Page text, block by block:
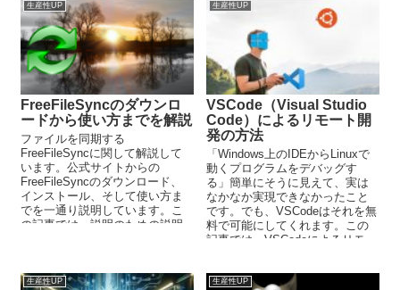
生産性UP
FreeFileSyncのダウンロ
ードから使い方までを解説
ファイルを同期する
FreeFileSyncに関して解説して
います。公式サイトからの
FreeFileSyncのダウンロード、
インストール、そして使い方ま
でを一通り説明しています。こ
の記事では、説明のための説明
生産性UP
VSCode（Visual Studio
Code）によるリモート開
発の方法
「Windows上のIDEからLinuxで
動くプログラムをデバッグす
る」簡単にそうに見えて、実は
なかなか実現できなかったこと
です。でも、VSCodeはそれを無
料で可能にしてくれます。この
記事では、VSCodeによるリモー
生産性UP 生産性UP